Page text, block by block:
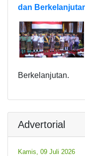
dan
Berkelanjutan.
Advertorial
Kamis, 09 Juli 2026